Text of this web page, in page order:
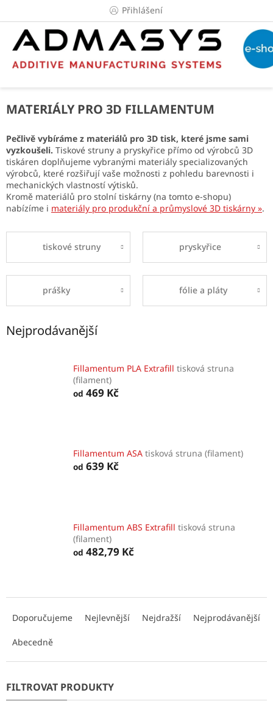
obsah
Přihlášení
MATERIÁLY PRO 3D FILLAMENTUM
Pečlivě vybíráme z materiálů pro 3D tisk, které jsme sami
vyzkoušeli. Tiskové struny a pryskyřice přímo od výrobců 3D
tiskáren doplňujeme vybranými materiály specializovaných
výrobců, které rozšiřují vaše možnosti z pohledu barevnosti i
mechanických vlastností výtisků.
Kromě materiálů pro stolní tiskárny (na tomto e-shopu)
nabízíme i materiály pro produkční a průmyslové 3D tiskárny ».
tiskové struny pryskyřice
prášky fólie a pláty
Nejprodávanější
Fillamentum PLA Extrafill tisková struna
(filament)
od 469 Kč
Fillamentum ASA tisková struna (filament)
od 639 Kč
Fillamentum ABS Extrafill tisková struna
(filament)
od 482,79 Kč
n
p
Doporučujeme Nejlevnější Nejdražší Nejprodávanější
Abecedně